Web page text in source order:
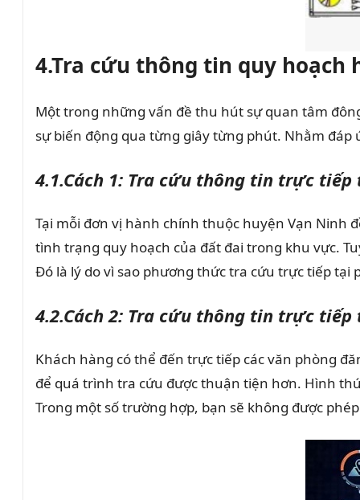
4.Tra cứu thông tin quy hoạch
Một trong những vấn đề thu hút sự quan tâm
sự biến động qua từng giây từng phút. Nhằm
4.1.Cách 1: Tra cứu thông tin trực
Tại mỗi đơn vị hành chính thuộc huyện Vạn Ninh
tình trạng quy hoạch của đất đai trong khu vực.
Đó là lý do vì sao phương thức tra cứu trực tiếp
4.2.Cách 2: Tra cứu thông tin trực
Khách hàng có thể đến trực tiếp các văn phòng
để quá trình tra cứu được thuận tiện hơn. Hình
Trong một số trường hợp, bạn sẽ không được